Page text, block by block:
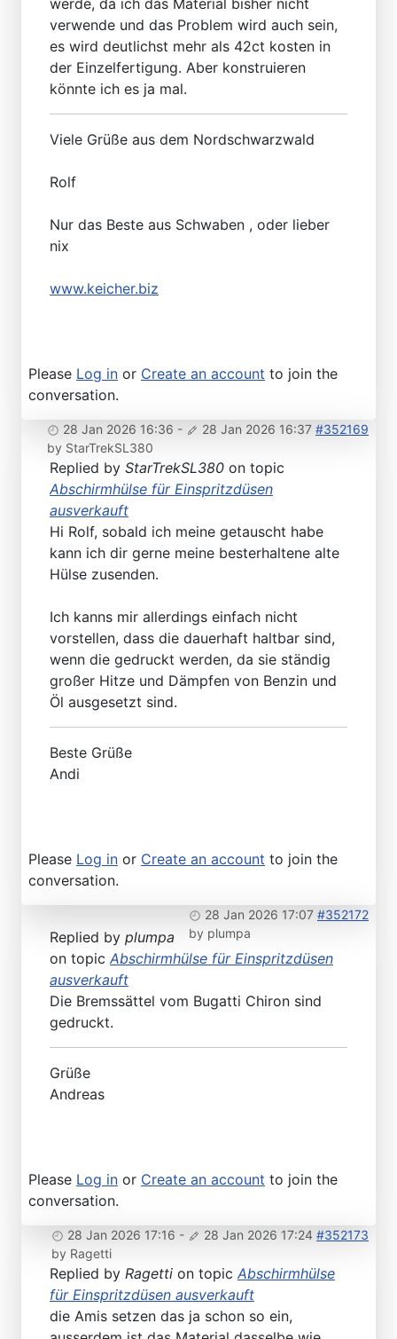
werde, da ich das Material bisher nicht
verwende und das Problem wird auch sein,
es wird deutlichst mehr als 42ct kosten in
der Einzelfertigung. Aber konstruieren
könnte ich es ja mal.
Viele Grüße aus dem Nordschwarzwald
Rolf
Nur das Beste aus Schwaben , oder lieber
nix
www.keicher.biz
Please Log in or Create an account to join the
conversation.
28 Jan 2026 16:36 - 28 Jan 2026 16:37 #352169
by StarTrekSL380
Replied by StarTrekSL380 on topic
Abschirmhülse für Einspritzdüsen
ausverkauft
Hi Rolf, sobald ich meine getauscht habe
kann ich dir gerne meine besterhaltene alte
Hülse zusenden.
Ich kanns mir allerdings einfach nicht
vorstellen, dass die dauerhaft haltbar sind,
wenn die gedruckt werden, da sie ständig
großer Hitze und Dämpfen von Benzin und
Öl ausgesetzt sind.
Beste Grüße
Andi
Please Log in or Create an account to join the
conversation.
28 Jan 2026 17:07 #352172
by plumpa
Replied by plumpa
on topic Abschirmhülse für Einspritzdüsen
ausverkauft
Die Bremssättel vom Bugatti Chiron sind
gedruckt.
Grüße
Andreas
Please Log in or Create an account to join the
conversation.
28 Jan 2026 17:16 - 28 Jan 2026 17:24 #352173
by Ragetti
Replied by Ragetti on topic Abschirmhülse
für Einspritzdüsen ausverkauft
die Amis setzen das ja schon so ein,